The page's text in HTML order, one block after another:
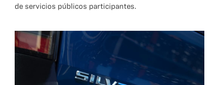
de servicios públicos participantes.